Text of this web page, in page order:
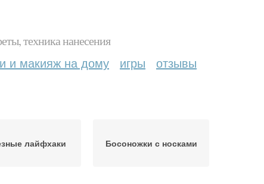
техника нанесения
и макияж на дому игры отзывы
лайфхаки Босоножки с носками